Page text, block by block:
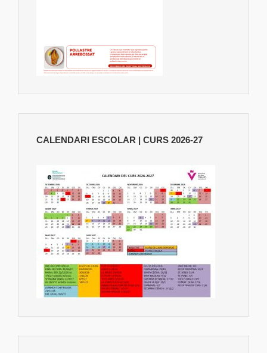
CALENDARI ESCOLAR | CURS 2026-27